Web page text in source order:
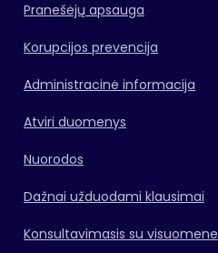
Pranešėjų apsauga
Korupcijos prevencija
Administracinė informacija
Atviri duomenys
Nuorodos
Dažnai užduodami klausimai
Konsultavimasis su visuomene